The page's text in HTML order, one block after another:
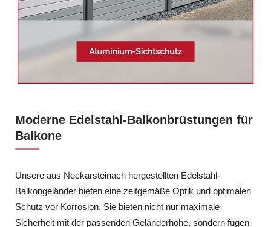
Moderne Edelstahl-Balkonbrüstungen für
Balkone
Unsere aus Neckarsteinach hergestellten Edelstahl-
Balkongeländer bieten eine zeitgemäße Optik und optimalen
Schutz vor Korrosion. Sie bieten nicht nur maximale
Sicherheit mit der passenden Geländerhöhe, sondern fügen